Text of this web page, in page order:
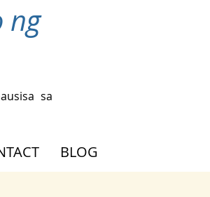
ng
sa
BLOG